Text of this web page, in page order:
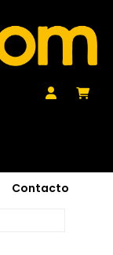
Contacto